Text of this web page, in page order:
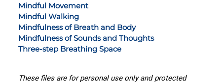
Mindful Movement
Mindful Walking
Mindfulness of Breath and Body
Mindfulness of Sounds and Thoughts
Three-step Breathing Space
These files are for personal use only and protected